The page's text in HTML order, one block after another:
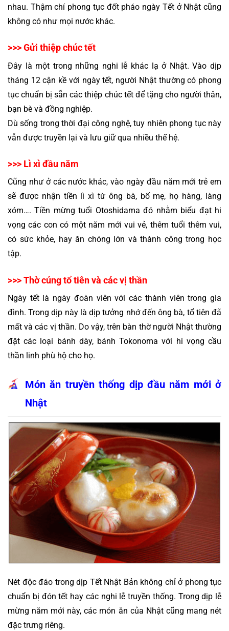
nhau. Thậm chí phong tục đốt pháo ngày Tết ở Nhật cũng
không có như mọi nước khác.
>>> Gửi thiệp chúc tết
Đây là một trong những nghi lễ khác lạ ở Nhật. Vào dịp
tháng 12 cận kề với ngày tết, người Nhật thường có phong
tục chuẩn bị sẵn các thiệp chúc tết để tặng cho người thân,
bạn bè và đồng nghiệp.
Dù sống trong thời đại công nghệ, tuy nhiên phong tục này
vẫn được truyền lại và lưu giữ qua nhiều thế hệ.
>>> Lì xì đầu năm
Cũng như ở các nước khác, vào ngày đầu năm mới trẻ em
sẽ được nhận tiền lì xì từ ông bà, bố mẹ, họ hàng, làng
xóm…. Tiền mừng tuổi Otoshidama đó nhằm biểu đạt hi
vọng các con có một năm mới vui vẻ, thêm tuổi thêm vui,
có sức khỏe, hay ăn chóng lớn và thành công trong học
tập.
>>> Thờ cúng tổ tiên và các vị thần
Ngày tết là ngày đoàn viên với các thành viên trong gia
đình. Trong dịp này là dịp tưởng nhớ đến ông bà, tổ tiên đã
mất và các vị thần. Do vậy, trên bàn thờ người Nhật thường
đặt các loại bánh dày, bánh Tokonoma với hi vọng cầu
thần linh phù hộ cho họ.
Món ăn truyền thống dịp đầu năm mới ở
Nhật
Nét độc đáo trong dịp Tết Nhật Bản không chỉ ở phong tục
chuẩn bị đón tết hay các nghi lễ truyền thống. Trong dịp lễ
mừng năm mới này, các món ăn của Nhật cũng mang nét
đặc trưng riêng.